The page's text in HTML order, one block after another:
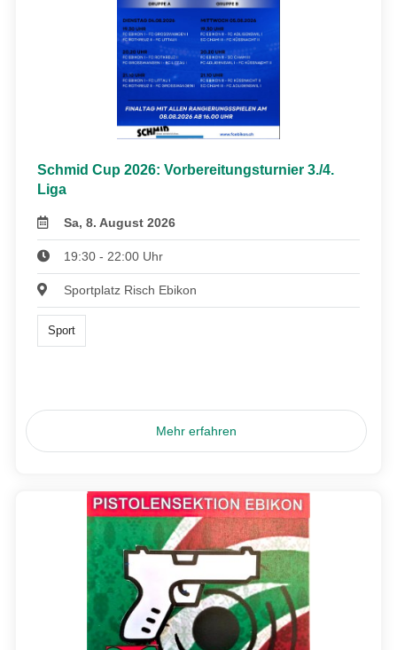
Schmid Cup 2026: Vorbereitungsturnier 3./4.
Liga
Sa, 8. August 2026
19:30 - 22:00 Uhr
Sportplatz Risch Ebikon
Sport
Mehr erfahren